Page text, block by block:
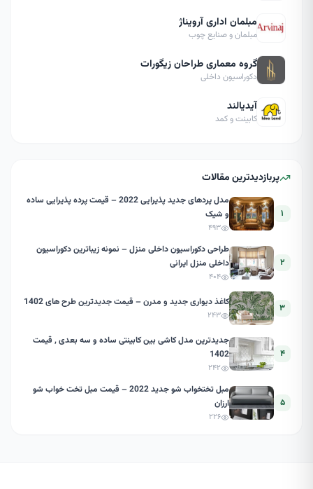
مبلمان اداری آرویناژ
مبلمان و صنایع چوب
گروه معماری طراحان زیگورات
دکوراسیون داخلی
آیدیالند
کابینت و کمد
پربازدیدترین مقالات
۱
مدل پردهای جدید پذیرایی 2022 – قیمت پرده پذیرایی ساده
و شیک
۴۹۳
۲
طراحی دکوراسیون داخلی منزل – نمونه زیباترین دکوراسیون
داخلی منزل ایرانی
۴۰۴
۳ کاغذ دیواری جدید و مدرن – قیمت جدیدترین طرح های 1402
۲۴۳
۴
جدیدترین مدل کاشی بین کابینتی ساده و سه بعدی , قیمت
1402
۲۴۲
۵
مبل تختخواب شو جدید 2022 – قیمت مبل تخت خواب شو
ارزان
۲۲۶